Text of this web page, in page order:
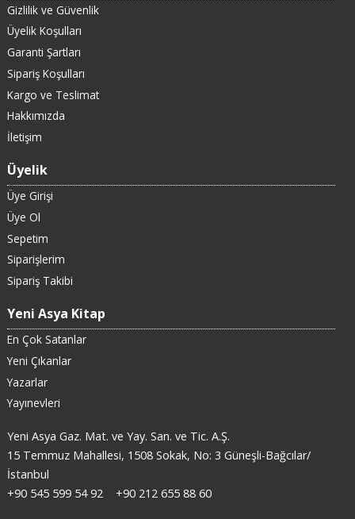
Gizlilik ve Güvenlik
Üyelik Koşulları
Garanti Şartları
Sipariş Koşulları
Kargo ve Teslimat
Hakkımızda
İletişim
Üyelik
Üye Girişi
Üye Ol
Sepetim
Siparişlerim
Sipariş Takibi
Yeni Asya Kitap
En Çok Satanlar
Yeni Çıkanlar
Yazarlar
Yayınevleri
Yeni Asya Gaz. Mat. ve Yay. San. ve Tic. A.Ş.
15 Temmuz Mahallesi, 1508 Sokak, No: 3 Güneşli-Bağcılar/
İstanbul
+90 545 599 54 92
+90 212 655 88 60